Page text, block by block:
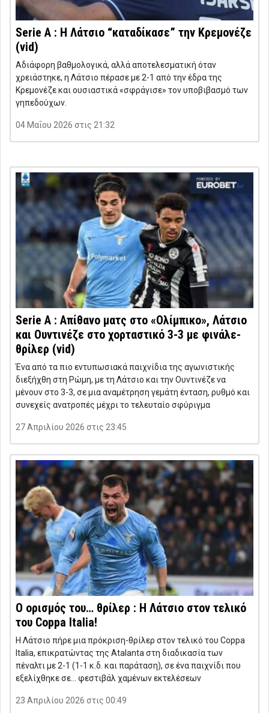
Serie A : Η Λάτσιο “καταδίκασε” την Κρεμονέζε
(vid)
Αδιάφορη βαθμολογικά, αλλά αποτελεσματική όταν
χρειάστηκε, η Λάτσιο πέρασε με 2-1 από την έδρα της
Κρεμονέζε και ουσιαστικά «σφράγισε» τον υποβιβασμό των
γηπεδούχων.
04 Μαΐου 2026 στις 21:32
Serie A : Απίθανο ματς στο «Ολίμπικο», Λάτσιο
και Ουντινέζε στο χορταστικό 3-3 με φινάλε-
θρίλερ (vid)
Ένα από τα πιο εντυπωσιακά παιχνίδια της αγωνιστικής
διεξήχθη στη Ρώμη, με τη Λάτσιο και την Ουντινέζε να
μένουν στο 3-3, σε μια αναμέτρηση γεμάτη ένταση, ρυθμό και
συνεχείς ανατροπές μέχρι το τελευταίο σφύριγμα
27 Απριλίου 2026 στις 23:45
Ο ορισμός του… θρίλερ : Η Λάτσιο στον τελικό
του Coppa Italia!
Η Λάτσιο πήρε μια πρόκριση-θρίλερ στον τελικό του Coppa
Italia, επικρατώντας της Atalanta στη διαδικασία των
πέναλτι με 2-1 (1-1 κ.δ. και παράταση), σε ένα παιχνίδι που
εξελίχθηκε σε… φεστιβάλ χαμένων εκτελέσεων
23 Απριλίου 2026 στις 00:49